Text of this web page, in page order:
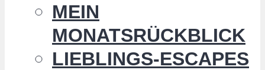
MEIN
MONATSRÜCKBLICK
LIEBLINGS-ESCAPES